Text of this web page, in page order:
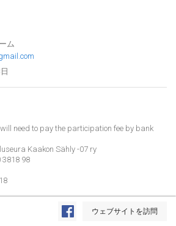
リストを表示
ム
need to pay the participation fee by bank
Kaakon Sähly -07 ry
3818 98
fee "Team Name", Mölkky European
ウェブサイトを訪問
Indoor
フィンランド
Valentin
|フィンランド